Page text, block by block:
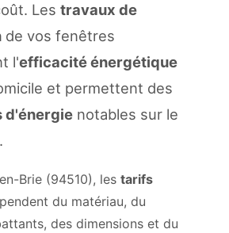
Les travaux de
de vos fenêtres
l'efficacité énergétique
et permettent des
d'énergie notables sur le
Brie (94510), les tarifs
du matériau, du
des dimensions et du